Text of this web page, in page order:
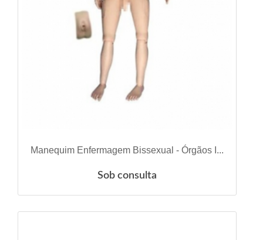
VER DETALHES
Manequim Enfermagem Bissexual - Órgãos I...
Sob consulta